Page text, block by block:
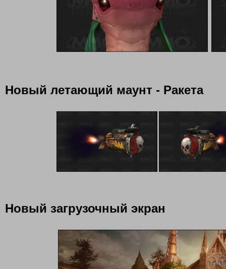
Новый летающий маунт - Ракета
Новый загрузочный экран